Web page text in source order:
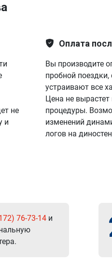
не
и
Оплата
Вы производите
пробной поездки,
устраивают все
Цена не вырастет
процедуры.
изменений
логов на
76-73-14 и